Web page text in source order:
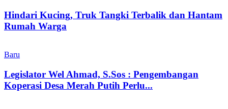
Hindari Kucing, Truk Tangki Terbalik dan Hantam
Rumah Warga
Baru
Legislator Wel Ahmad, S.Sos : Pengembangan
Koperasi Desa Merah Putih Perlu...